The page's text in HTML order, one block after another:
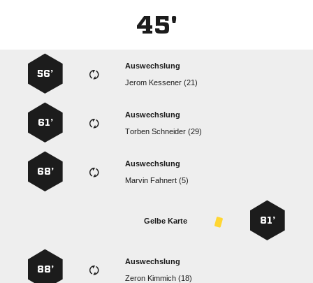
45'
Auswechslung
  
56’
Auswechslung
  
61’
Auswechslung
  
68’
81’
Gelbe Karte
Auswechslung
  
88’